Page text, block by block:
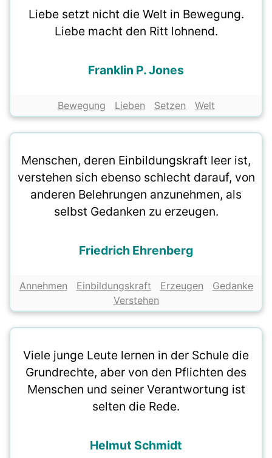
Liebe setzt nicht die Welt in Bewegung.
Liebe macht den Ritt lohnend.
Franklin P. Jones
Bewegung Lieben Setzen Welt
Menschen, deren Einbildungskraft leer ist,
verstehen sich ebenso schlecht darauf, von
anderen Belehrungen anzunehmen, als
selbst Gedanken zu erzeugen.
Friedrich Ehrenberg
Annehmen Einbildungskraft Erzeugen
Gedanke
Verstehen
Viele junge Leute lernen in der Schule die
Grundrechte, aber von den Pflichten des
Menschen und seiner Verantwortung ist
selten die Rede.
Helmut Schmidt